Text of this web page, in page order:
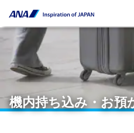
機内持ち込み・お預